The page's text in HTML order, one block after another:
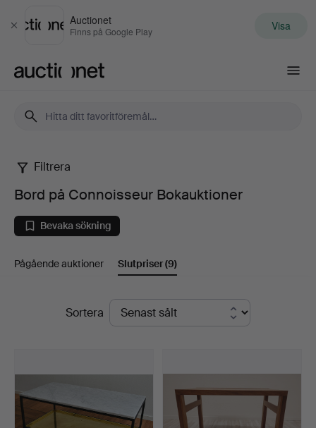
Stäng
Auctionet
Finns på Google Play Visa
Bord
på
Connoisseur
Bokauktioner
Filtrera
Bord på Connoisseur Bokauktioner
Bevaka sökning
Pågående auktioner Slutpriser(9)
SlutpriserSortera